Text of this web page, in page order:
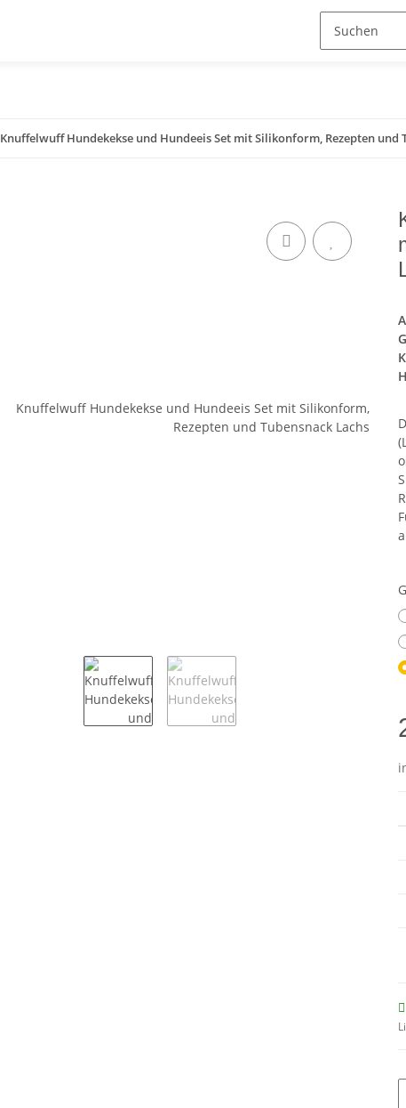
Knuffelwuff Hundekekse und Hundeeis Set mit Silikonform, Rezepten und